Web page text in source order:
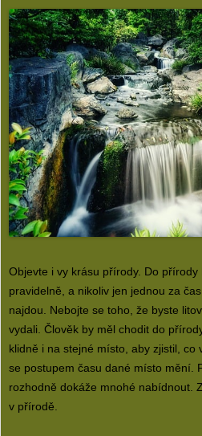
Objevte i vy krásu přírody. Do přírody
pravidelně, a nikoliv jen jednou za
najdou. Nebojte se toho, že byste
vydali. Člověk by měl chodit do
klidně i na stejné místo, aby zjistil,
se postupem času dané místo mění.
rozhodně dokáže mnohé nabídnout.
v přírodě.